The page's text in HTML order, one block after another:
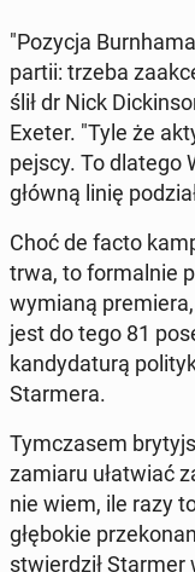
"Pozycja
partii: trzeba
ślił dr Nick
Exeter. "Tyle że
pej­scy. To dlatego
główną linię
Choć de facto
trwa, to for­mal­nie
wymianą
jest do tego 81
kan­dy­da­tu­rą
Star­me­ra.
Tym­cza­sem
zamiaru uła­twiać
nie wiem, ile razy
głę­bo­kie
stwier­dził